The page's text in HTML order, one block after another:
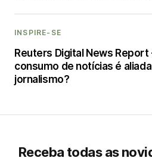
INSPIRE-SE
Reuters Digital News Report
consumo de notícias é
jornalismo?
Receba todas as